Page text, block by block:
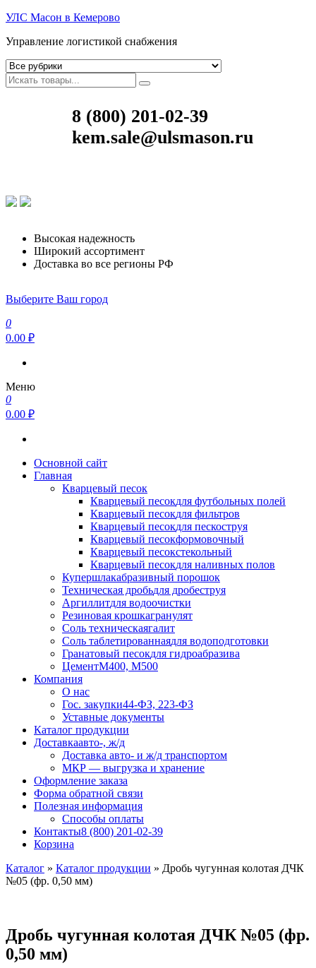
УЛС Масон в Кемерово
Управление логистикой снабжения
8 (800) 201-02-39
kem.sale@ulsmason.ru
Высокая надежность
Широкий ассортимент
Доставка во все регионы РФ
Выберите Ваш город
0
0.00 ₽
Меню
0
0.00 ₽
Основной сайт
Главная
Кварцевый песок
Кварцевый песокдля футбольных полей
Кварцевый песокдля фильтров
Кварцевый песокдля пескоструя
Кварцевый песокформовочный
Кварцевый песокстекольный
Кварцевый песокдля наливных полов
Купершлакабразивный порошок
Техническая дробьдля дробеструя
Аргиллитдля водоочистки
Резиновая крошкагранулят
Соль техническаягалит
Соль таблетированнаядля водоподготовки
Гранатовый песокдля гидроабразива
ЦементМ400, М500
Компания
О нас
Гос. закупки44-ФЗ, 223-ФЗ
Уставные документы
Каталог продукции
Доставкаавто-, ж/д
Доставка авто- и ж/д транспортом
МКР — выгрузка и хранение
Оформление заказа
Форма обратной связи
Полезная информация
Способы оплаты
Контакты8 (800) 201-02-39
Корзина
Каталог » Каталог продукции » Дробь чугунная колотая ДЧК
№05 (фр. 0,50 мм)
Дробь чугунная колотая ДЧК №05 (фр.
0,50 мм)